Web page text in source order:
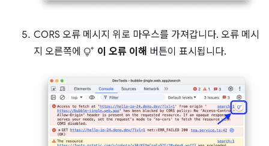
CORS 오류 메시지 위로 마우스를 가져갑니다. 오류 메시
지 오른쪽에
이 오류 이해 버튼이 표시됩니다.